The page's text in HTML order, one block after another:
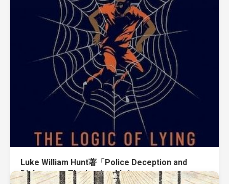
Luke William Hunt著「Police Deception and
Dishonesty: The Logic of Lying」